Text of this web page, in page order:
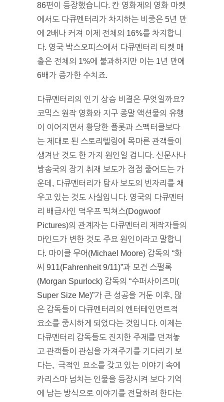
86편이 등장했습니다. 칸 영화제의 영화 마켓
에서도 다큐멘터리가 차지하는 비중은 5년 만
에 2배나 커져 이제 전체의 16%를 차지합니
다. 영국 박스오피스에서 다큐멘터리 티켓 매
출은 전체의 1%에 불과하지만 이는 1년 만에
6배가 증가한 수치죠.
다큐멘터리의 인기 상승 비결은 무엇일까요?
코믹스 원작 영화와 지구 종말 액션물의 유행
이 이어지면서 황당한 플롯과 스펙터클보다
는 제대로 된 스토리텔링에 목마른 관객들이
생겨난 것도 한 가지 원인일 겁니다. 신문사나
방송국의 장기 취재 보도가 점점 줄어드는 가
운데, 다큐멘터리가 탐사 보도의 빈자리를 채
우고 있는 것도 사실입니다. 영국의 다큐멘터
리 배급사인 덕우프 픽쳐스(Dogwoof
Pictures)의 관계자는 다큐멘터리 제작자들의
마인드가 변한 것도 주요 원인이라고 말합니
다. 마이클 무어(Michael Moore) 감독의 “화
씨 911(Fahrenheit 9/11)”과 모건 스펄록
(Morgan Spurlock) 감독의 “수퍼사이즈미(
Super Size Me)”가 큰 성공을 거둔 이후, 많
은 감독들이 다큐멘터리의 엔터테인먼트적
요소를 중시하게 되었다는 것입니다. 이제는
다큐멘터리 감독들도 진지한 주제를 던져놓
고 관객들이 관심을 가져주기를 기다리기 보
다는, 극적인 요소를 갖고 있는 이야기 속에
카리스마 넘치는 인물을 등장시켜 보다 기억
에 남는 방식으로 이야기를 전달하려 한다는